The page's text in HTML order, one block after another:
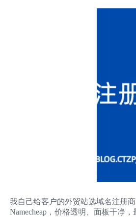
我自己给客户的外贸站选域名注册
Namecheap，价格透明、面板干净